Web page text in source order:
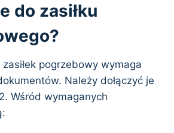
do zasiłku
pogrzebowy wymaga
Należy dołączyć je
Wśród wymaganych